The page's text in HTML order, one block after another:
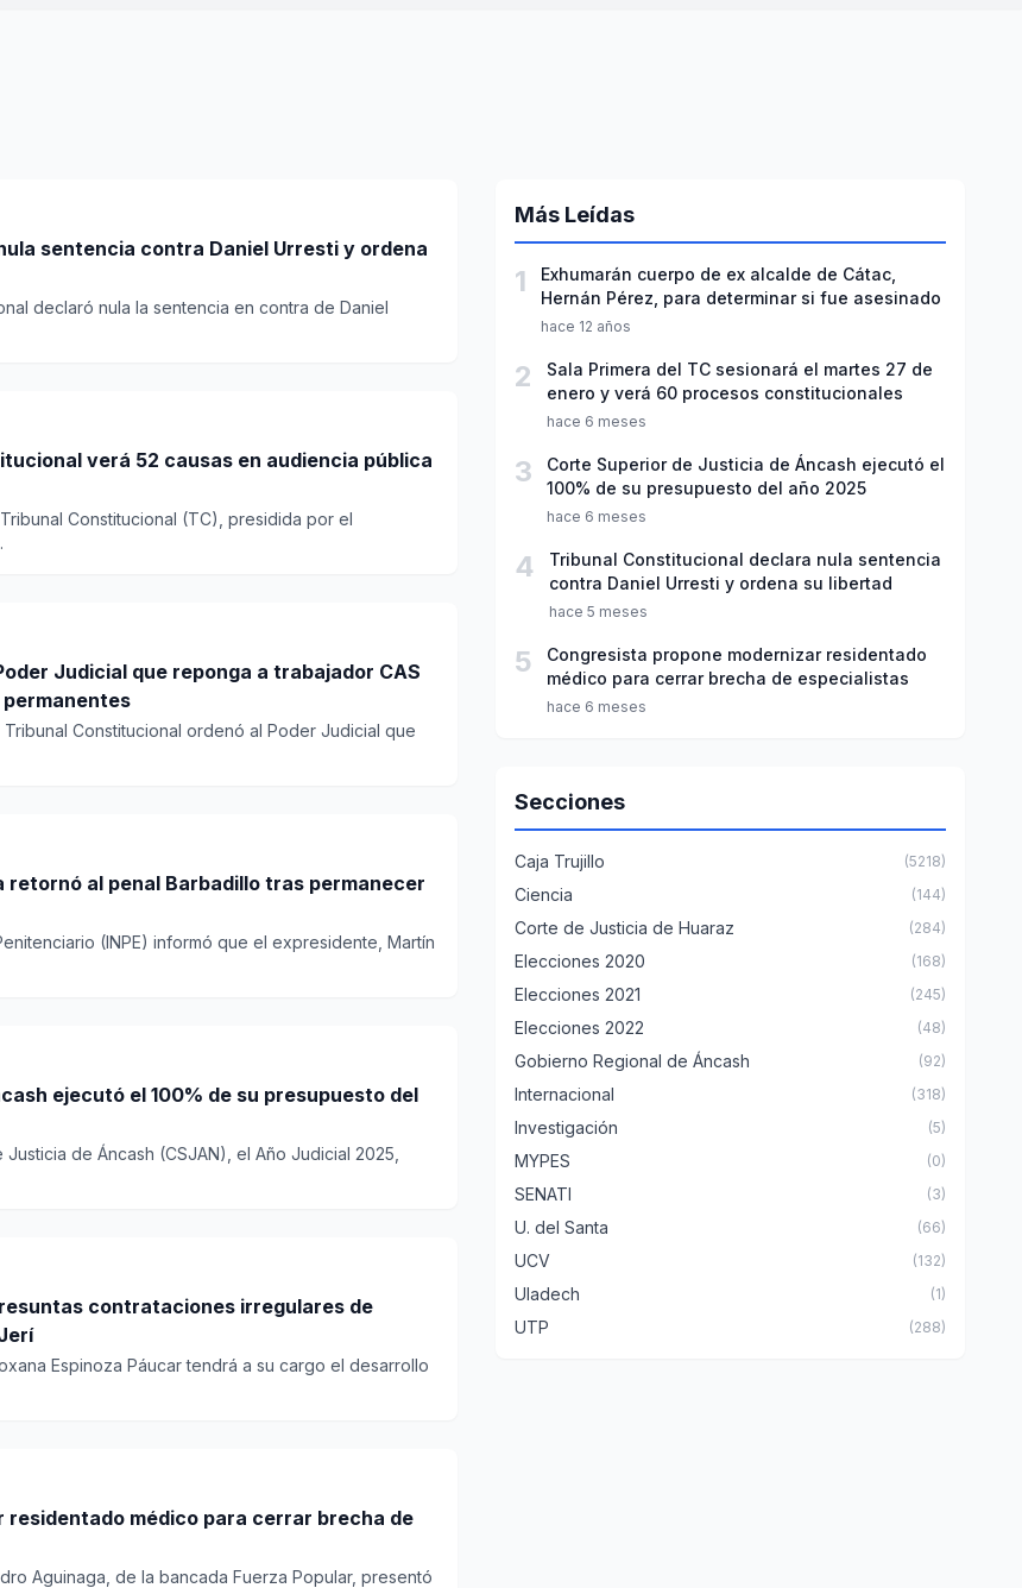
sentencia contra Daniel Urresti y ordena
declaró nula la sentencia en contra de Daniel
verá 52 causas en audiencia pública
Constitucional (TC), presidida por el
Judicial que reponga a trabajador CAS
Constitucional ordenó al Poder Judicial que
al penal Barbadillo tras permanecer
(INPE) informó que el expresidente, Martín
ejecutó el 100% de su presupuesto del
de Áncash (CSJAN), el Año Judicial 2025,
contrataciones irregulares de
Espinoza Páucar tendrá a su cargo el desarrollo
residentado médico para cerrar brecha de
Aguinaga, de la bancada Fuerza Popular, presentó
Más Leídas
1
Exhumarán cuerpo de ex alcalde de Cátac,
Hernán Pérez, para determinar si fue asesinado
hace 12 años
2
Sala Primera del TC sesionará el martes 27 de
enero y verá 60 procesos constitucionales
hace 6 meses
3
Corte Superior de Justicia de Áncash ejecutó el
100% de su presupuesto del año 2025
hace 6 meses
4
Tribunal Constitucional declara nula sentencia
contra Daniel Urresti y ordena su libertad
hace 5 meses
5
Congresista propone modernizar residentado
médico para cerrar brecha de especialistas
hace 6 meses
Secciones
Caja Trujillo (5218)
Ciencia (144)
Corte de Justicia de Huaraz (284)
Elecciones 2020 (168)
Elecciones 2021 (245)
Elecciones 2022 (48)
Gobierno Regional de Áncash (92)
Internacional (318)
Investigación (5)
MYPES (0)
SENATI (3)
U. del Santa (66)
UCV (132)
Uladech (1)
UTP (288)